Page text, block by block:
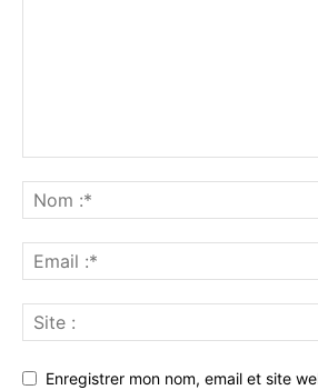
Enregistrer mon nom, email et site